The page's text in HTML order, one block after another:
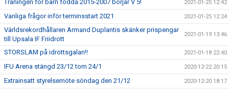
Träningen för barn födda 2015-2007 börjar V 5! 2021-01-25 12:42
Vanliga frågor inför terminsstart 2021 2021-01-25 12:24
Världsrekordhållaren Armand Duplantis skänker prispengar
till Upsala IF Friidrott
2021-01-19 13:46
STORSLAM på idrottsgalan!! 2021-01-18 22:40
IFU Arena stängd 23/12 tom 24/1 2020-12-22 20:15
Extrainsatt styrelsemöte söndag den 21/12 2020-12-20 18:17